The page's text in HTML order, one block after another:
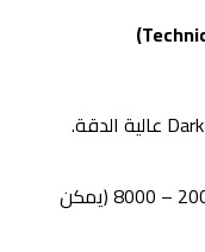
حساسية الـ DPI (القيمة الدنيا والقصوى): 200 – 8000 (يمكن